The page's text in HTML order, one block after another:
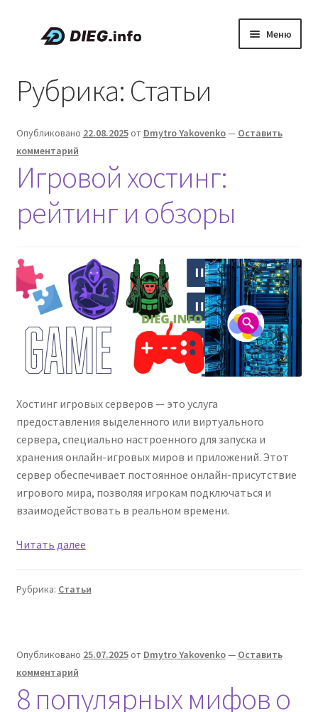
Перейти
Перейти
Меню
Скидки и промокоды
О проекте DIEG
Русский
Рубрика: Статьи
Опубликовано 22.08.2025от Dmytro Yakovenko— Оставить
комментарий
Игровой хостинг:
рейтинг и обзоры
Хостинг игровых серверов — это услуга
предоставления выделенного или виртуального
сервера, специально настроенного для запуска и
хранения онлайн-игровых миров и приложений. Этот
сервер обеспечивает постоянное онлайн-присутствие
игрового мира, позволяя игрокам подключаться и
взаимодействовать в реальном времени.
Читать далееИгровой
и
Рубрика: Статьи
Опубликовано 25.07.2025от Dmytro Yakovenko— Оставить
комментарий
8 популярных мифов о